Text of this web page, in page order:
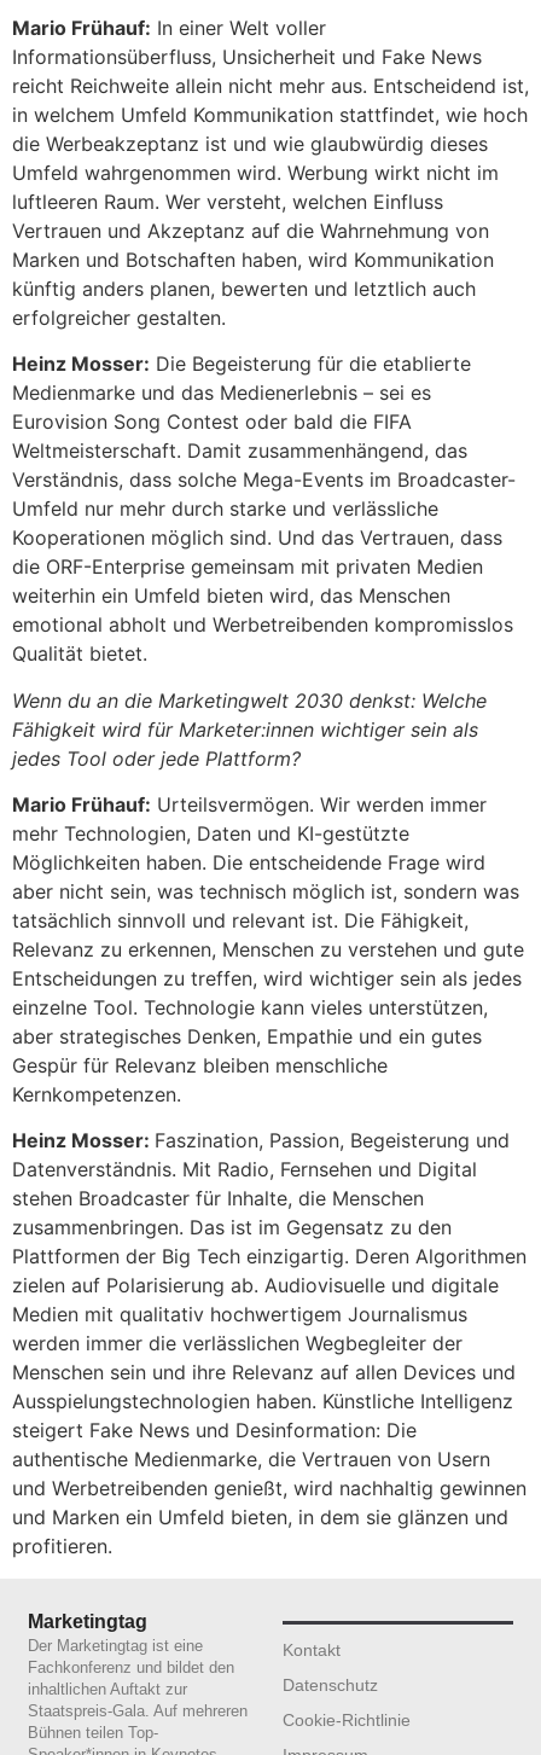
Mario Frühauf: In einer Welt voller
Informationsüberfluss, Unsicherheit und Fake News
reicht Reichweite allein nicht mehr aus. Entscheidend ist,
in welchem Umfeld Kommunikation stattfindet, wie hoch
die Werbeakzeptanz ist und wie glaubwürdig dieses
Umfeld wahrgenommen wird. Werbung wirkt nicht im
luftleeren Raum. Wer versteht, welchen Einfluss
Vertrauen und Akzeptanz auf die Wahrnehmung von
Marken und Botschaften haben, wird Kommunikation
künftig anders planen, bewerten und letztlich auch
erfolgreicher gestalten.
Heinz Mosser: Die Begeisterung für die etablierte
Medienmarke und das Medienerlebnis – sei es
Eurovision Song Contest oder bald die FIFA
Weltmeisterschaft. Damit zusammenhängend, das
Verständnis, dass solche Mega-Events im Broadcaster-
Umfeld nur mehr durch starke und verlässliche
Kooperationen möglich sind. Und das Vertrauen, dass
die ORF-Enterprise gemeinsam mit privaten Medien
weiterhin ein Umfeld bieten wird, das Menschen
emotional abholt und Werbetreibenden kompromisslos
Qualität bietet.
Wenn du an die Marketingwelt 2030 denkst: Welche
Fähigkeit wird für Marketer:innen wichtiger sein als
jedes Tool oder jede Plattform?
Mario Frühauf: Urteilsvermögen. Wir werden immer
mehr Technologien, Daten und KI-gestützte
Möglichkeiten haben. Die entscheidende Frage wird
aber nicht sein, was technisch möglich ist, sondern was
tatsächlich sinnvoll und relevant ist. Die Fähigkeit,
Relevanz zu erkennen, Menschen zu verstehen und gute
Entscheidungen zu treffen, wird wichtiger sein als jedes
einzelne Tool. Technologie kann vieles unterstützen,
aber strategisches Denken, Empathie und ein gutes
Gespür für Relevanz bleiben menschliche
Kernkompetenzen.
Heinz Mosser: Faszination, Passion, Begeisterung und
Datenverständnis. Mit Radio, Fernsehen und Digital
stehen Broadcaster für Inhalte, die Menschen
zusammenbringen. Das ist im Gegensatz zu den
Plattformen der Big Tech einzigartig. Deren Algorithmen
zielen auf Polarisierung ab. Audiovisuelle und digitale
Medien mit qualitativ hochwertigem Journalismus
werden immer die verlässlichen Wegbegleiter der
Menschen sein und ihre Relevanz auf allen Devices und
Ausspielungstechnologien haben. Künstliche Intelligenz
steigert Fake News und Desinformation: Die
authentische Medienmarke, die Vertrauen von Usern
und Werbetreibenden genießt, wird nachhaltig gewinnen
und Marken ein Umfeld bieten, in dem sie glänzen und
profitieren.
Marketingtag
Der Marketingtag ist eine
Fachkonferenz und bildet den
inhaltlichen Auftakt zur
Staatspreis-Gala. Auf mehreren
Bühnen teilen Top-
Kontakt
Datenschutz
Cookie-Richtlinie